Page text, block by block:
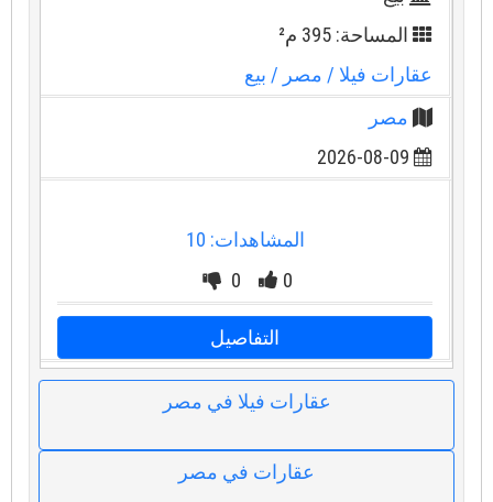
المساحة: 395 م²
عقارات فيلا/ مصر / بيع
مصر
2026-08-09
المشاهدات: 10
0
0
التفاصيل
عقارات فيلا في مصر
عقارات في مصر